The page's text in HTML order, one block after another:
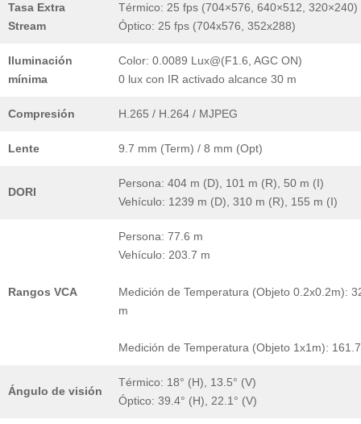
Tasa Extra
Stream
Térmico: 25 fps (704×576, 640×512, 320×240)
Óptico: 25 fps (704x576, 352x288)
Iluminación
mínima
Color: 0.0089 Lux@(F1.6, AGC ON)
0 lux con IR activado alcance 30 m
Compresión H.265 / H.264 / MJPEG
Lente 9.7 mm (Term) / 8 mm (Opt)
DORI
Persona: 404 m (D), 101 m (R), 50 m (I)
Vehículo: 1239 m (D), 310 m (R), 155 m (I)
Rangos VCA
Persona: 77.6 m
Vehículo: 203.7 m
Medición de Temperatura (Objeto 0.2x0.2m):
m
Medición de Temperatura (Objeto 1x1m):
Ángulo de visión
Térmico: 18° (H), 13.5° (V)
Óptico: 39.4° (H), 22.1° (V)